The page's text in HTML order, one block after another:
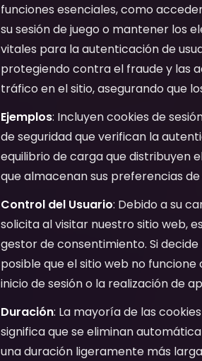
funciones esenciales, como
su sesión de juego o mantener los
vitales para la autenticación de
protegiendo contra el fraude y las
tráfico en el sitio, asegurando que
Ejemplos: Incluyen cookies de
de seguridad que verifican la
equilibrio de carga que distribuyen
que almacenan sus preferencias
Control del Usuario: Debido a su
solicita al visitar nuestro sitio web,
gestor de consentimiento. Si
posible que el sitio web no
inicio de sesión o la realización de
Duración: La mayoría de las
significa que se eliminan
una duración ligeramente más